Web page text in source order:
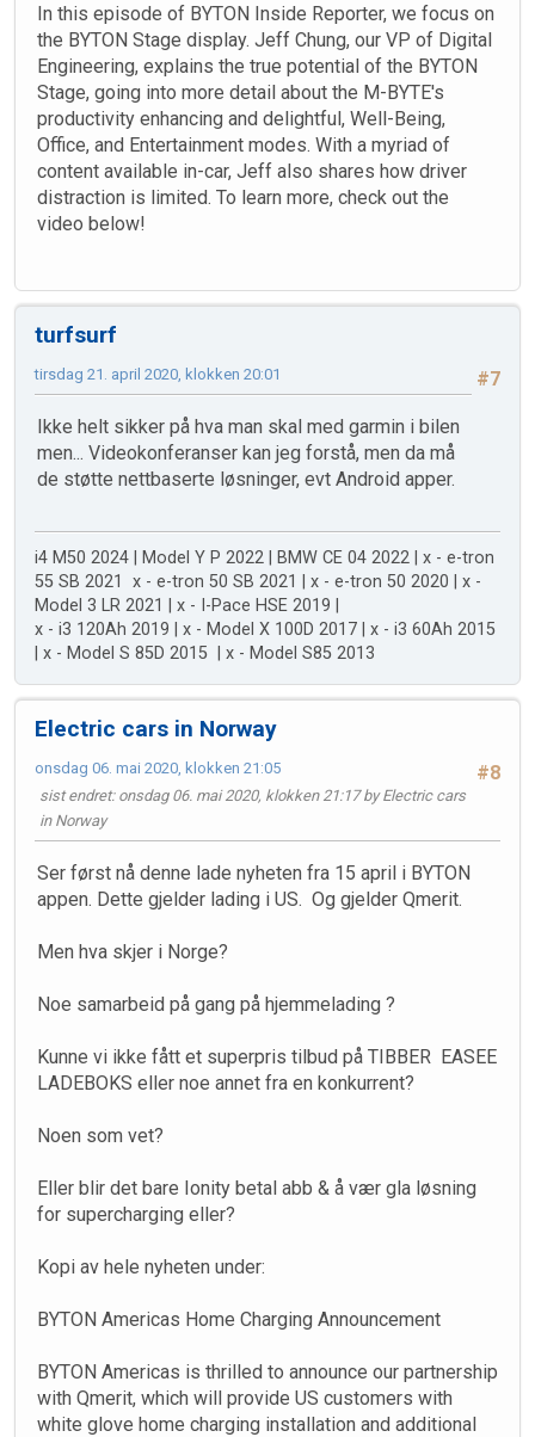
In this episode of BYTON Inside Reporter, we focus on
the BYTON Stage display. Jeff Chung, our VP of Digital
Engineering, explains the true potential of the BYTON
Stage, going into more detail about the M-BYTE's
productivity enhancing and delightful, Well-Being,
Office, and Entertainment modes. With a myriad of
content available in-car, Jeff also shares how driver
distraction is limited. To learn more, check out the
video below!
turfsurf
#7
tirsdag 21. april 2020, klokken 20:01
Ikke helt sikker på hva man skal med garmin i bilen
men... Videokonferanser kan jeg forstå, men da må
de støtte nettbaserte løsninger, evt Android apper.
i4 M50 2024 | Model Y P 2022 | BMW CE 04 2022 | x - e-tron
55 SB 2021 x - e-tron 50 SB 2021 | x - e-tron 50 2020 | x -
Model 3 LR 2021 | x - I-Pace HSE 2019 |
x - i3 120Ah 2019 | x - Model X 100D 2017 | x - i3 60Ah 2015
| x - Model S 85D 2015 | x - Model S85 2013
Electric cars in Norway
#8
onsdag 06. mai 2020, klokken 21:05
sist endret: onsdag 06. mai 2020, klokken 21:17 by Electric cars
in Norway
Ser først nå denne lade nyheten fra 15 april i BYTON
appen. Dette gjelder lading i US. Og gjelder Qmerit.
Men hva skjer i Norge?
Noe samarbeid på gang på hjemmelading ?
Kunne vi ikke fått et superpris tilbud på TIBBER EASEE
LADEBOKS eller noe annet fra en konkurrent?
Noen som vet?
Eller blir det bare Ionity betal abb & å vær gla løsning
for supercharging eller?
Kopi av hele nyheten under:
BYTON Americas Home Charging Announcement
BYTON Americas is thrilled to announce our partnership
with Qmerit, which will provide US customers with
white glove home charging installation and additional